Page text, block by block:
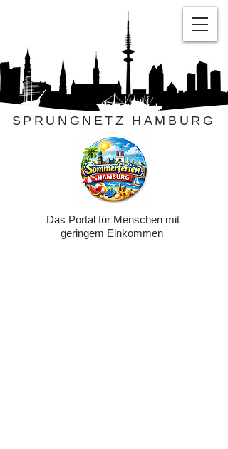
SPRUNGNETZ HAMBURG
Das Portal für Menschen mit
geringem Einkommen